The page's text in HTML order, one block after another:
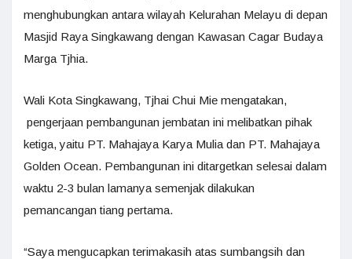
menghubungkan antara wilayah Kelurahan Melayu di depan
Masjid Raya Singkawang dengan Kawasan Cagar Budaya
Marga Tjhia.
Wali Kota Singkawang, Tjhai Chui Mie mengatakan,
pengerjaan pembangunan jembatan ini melibatkan pihak
ketiga, yaitu PT. Mahajaya Karya Mulia dan PT. Mahajaya
Golden Ocean. Pembangunan ini ditargetkan selesai dalam
waktu 2-3 bulan lamanya semenjak dilakukan
pemancangan tiang pertama.
“Saya mengucapkan terimakasih atas sumbangsih dan